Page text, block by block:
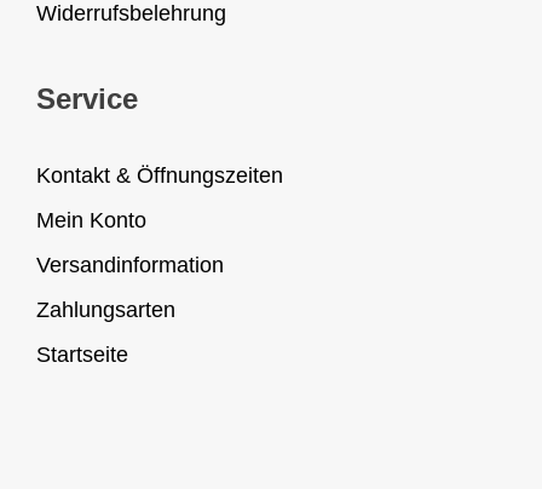
Widerrufsbelehrung
Service
Kontakt & Öffnungszeiten
Mein Konto
Versandinformation
Zahlungsarten
Startseite